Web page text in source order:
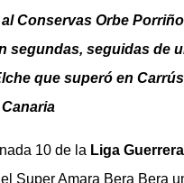
Conservas Orbe
segundas, seguidas de
que superó en
10 de la Liga
Super Amara Bera Bera